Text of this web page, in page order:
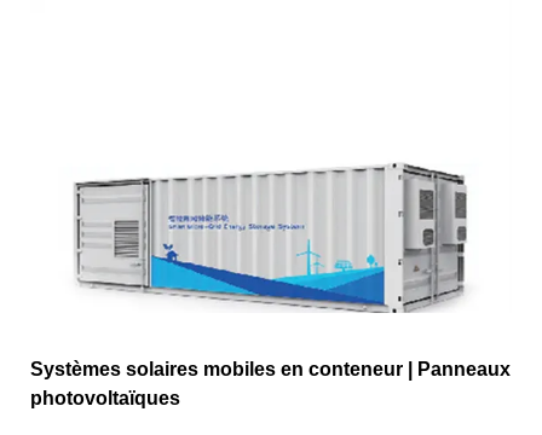
Systèmes solaires mobiles en conteneur | Panneaux
photovoltaïques